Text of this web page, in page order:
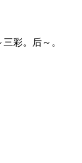
彩。后～。